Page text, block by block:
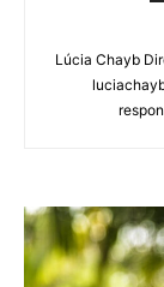
Lúcia Chayb